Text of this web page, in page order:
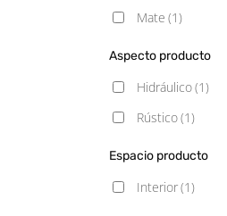
Mate (1)
Aspecto producto
Hidráulico(1)
Rústico(1)
Espacio producto
Interior(1)